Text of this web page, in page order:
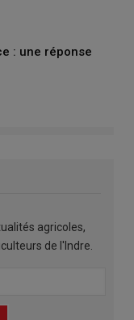
: une réponse
agricoles,
de l'Indre.